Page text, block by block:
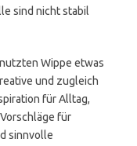
sind nicht stabil
Wippe etwas
und zugleich
für Alltag,
für
sinnvolle